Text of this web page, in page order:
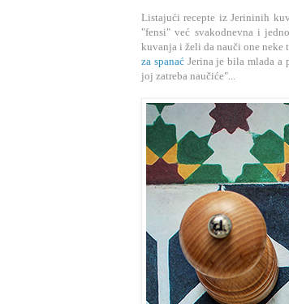
Listajući recepte iz Jerininih
"fensi" već svakodnevna i
kuvanja i želi da nauči one neke
za spanaćJerina je bila mlada a
joj zatreba naučiće"...